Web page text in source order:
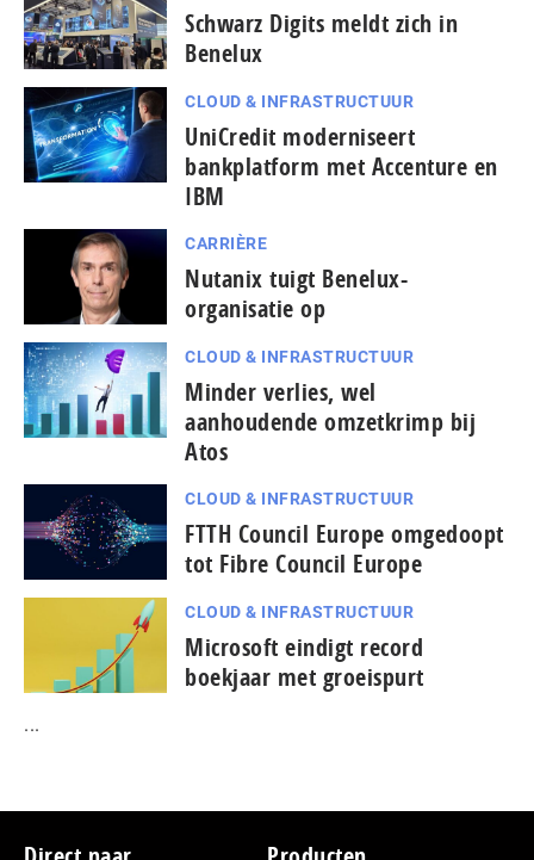
Schwarz Digits meldt zich in
Benelux
CLOUD & INFRASTRUCTUUR
UniCredit moderniseert
bankplatform met Accenture en
IBM
CARRIÈRE
Nutanix tuigt Benelux-
organisatie op
CLOUD & INFRASTRUCTUUR
Minder verlies, wel
aanhoudende omzetkrimp bij
Atos
CLOUD & INFRASTRUCTUUR
FTTH Council Europe omgedoopt
tot Fibre Council Europe
CLOUD & INFRASTRUCTUUR
Microsoft eindigt record
boekjaar met groeispurt
...